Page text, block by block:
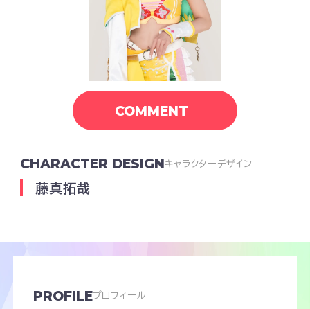
COMMENT
CHARACTER DESIGNキャラクターデザイン
藤真拓哉
PROFILEプロフィール